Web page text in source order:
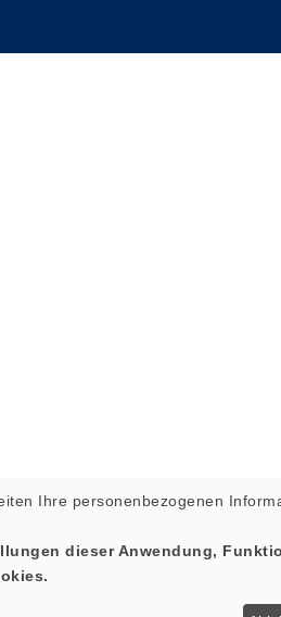
Ihre personenbezogenen
dieser Anwendung,